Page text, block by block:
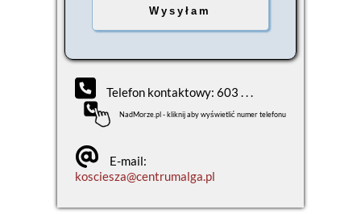
Telefon kontaktowy: 603 . . .
NadMorze.pl - kliknij aby wyświetlić numer telefonu
E-mail:
kosciesza@centrumalga.pl